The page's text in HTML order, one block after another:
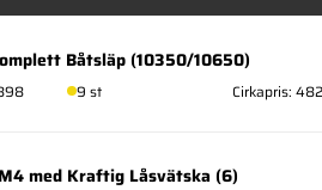
Båtsläp (10350/10650)
9 st Cirkapris:
med Kraftig Låsvätska (6)